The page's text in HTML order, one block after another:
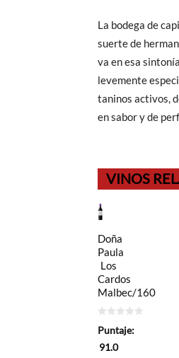
La bodega de
suerte de
va en esa
levemente
taninos activos,
en sabor y de
VINOS
Doña
Paula
Los
Cardos
Malbec/160
de
Puntaje:
91.0